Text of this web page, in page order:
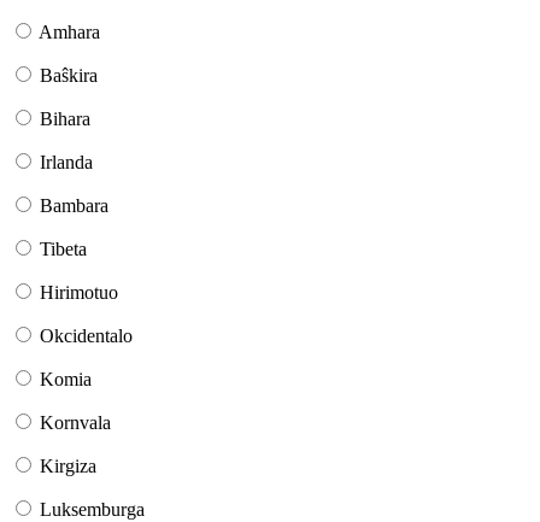
Amhara
Baŝkira
Bihara
Irlanda
Bambara
Tibeta
Hirimotuo
Okcidentalo
Komia
Kornvala
Kirgiza
Luksemburga